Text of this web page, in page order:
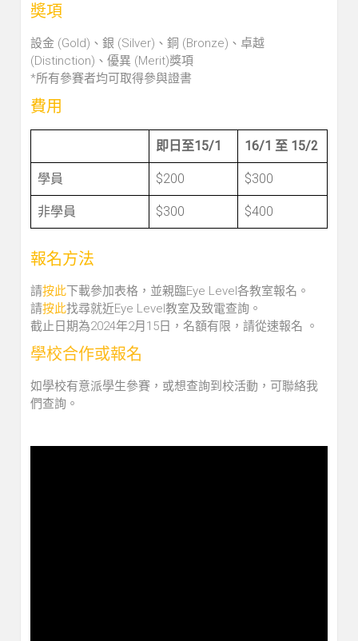
奬項
設金 (Gold)、銀 (Silver)、銅 (Bronze)、卓越
(Distinction)、優異 (Merit)獎項
*所有參賽者均可取得參與證書
費用
即日至​15/1 16/1 至 15/2
學員​ $200 $300
非學員​ $300 $400
報名方法
請按此下載參加表格，並親臨Eye Level各教室報名。
請按此找尋就近Eye Level教室及致電查詢。
截止日期為2024年2月15日，名額有限，請從速報名 。
學校合作或報名
如學校有意派學生參賽，或想查詢到校活動，可聯絡我
們查詢。